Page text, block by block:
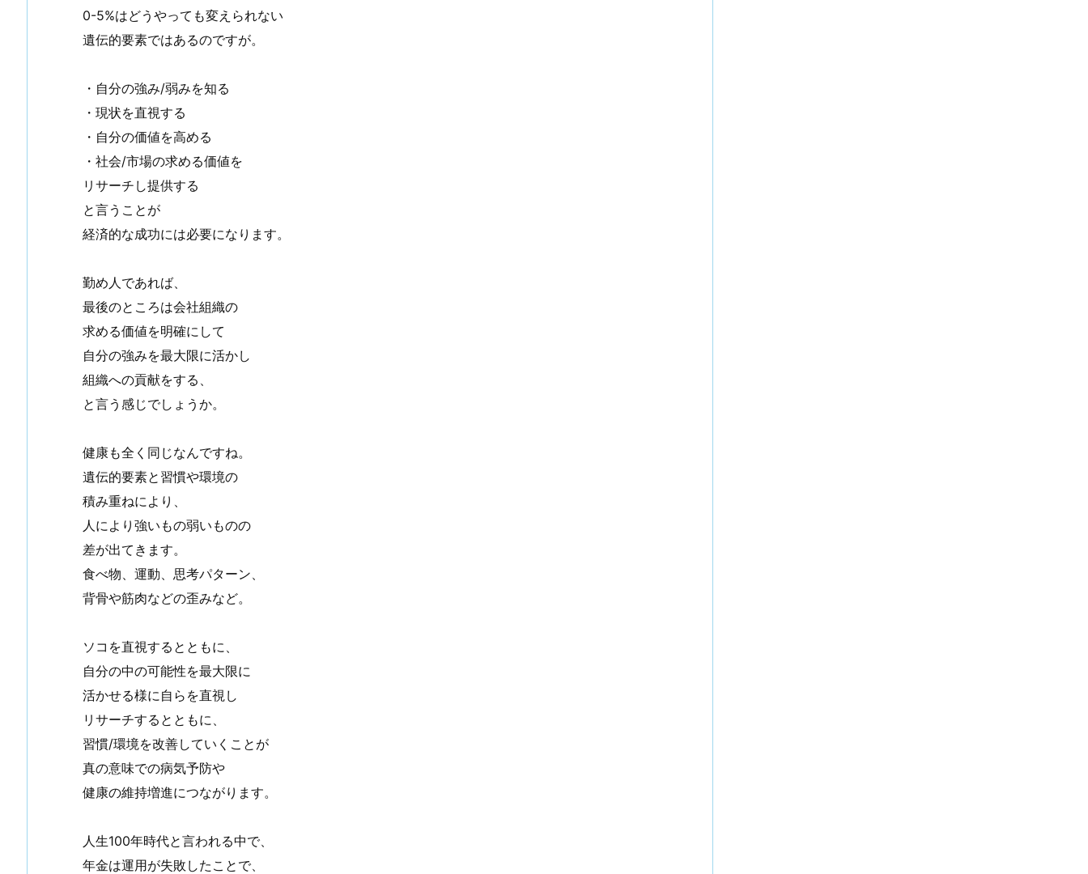
0-5%はどうやっても変えられない
遺伝的要素ではあるのですが。
・自分の強み/弱みを知る
・現状を直視する
・自分の価値を高める
・社会/市場の求める価値を
リサーチし提供する
と言うことが
経済的な成功には必要になります。
勤め人であれば、
最後のところは会社組織の
求める価値を明確にして
自分の強みを最大限に活かし
組織への貢献をする、
と言う感じでしょうか。
健康も全く同じなんですね。
遺伝的要素と習慣や環境の
積み重ねにより、
人により強いもの弱いものの
差が出てきます。
食べ物、運動、思考パターン、
背骨や筋肉などの歪みなど。
ソコを直視するとともに、
自分の中の可能性を最大限に
活かせる様に自らを直視し
リサーチするとともに、
習慣/環境を改善していくことが
真の意味での病気予防や
健康の維持増進につながります。
人生100年時代と言われる中で、
年金は運用が失敗したことで、